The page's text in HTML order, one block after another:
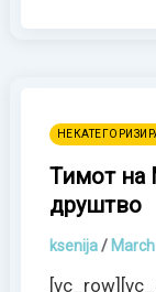
Тимот на
друштво
ksenija/